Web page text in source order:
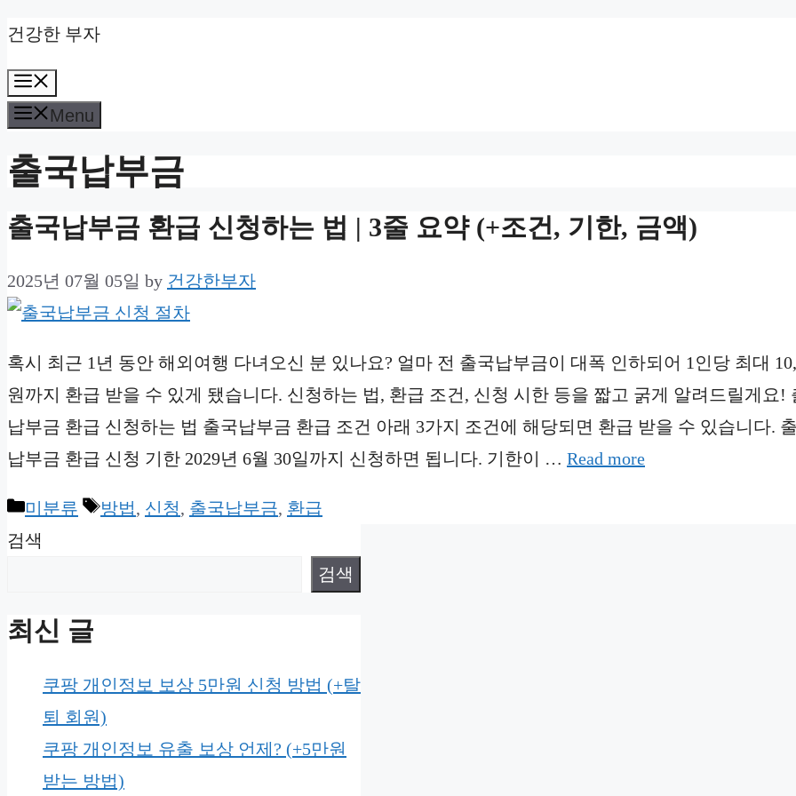
Skip
to
content
건강한 부자
Menu
출국납부금
출국납부금 환급 신청하는 법 | 3줄 요약 (+조건, 기한, 금액)
2025년 07월 05일 by 건강한부자
혹시 최근 1년 동안 해외여행 다녀오신 분 있나요? 얼마 전 출국납부금이 대폭 인하되어 1인당 최대
원까지 환급 받을 수 있게 됐습니다. 신청하는 법, 환급 조건, 신청 시한 등을 짧고 굵게 알려드릴게요!
납부금 환급 신청하는 법 출국납부금 환급 조건 아래 3가지 조건에 해당되면 환급 받을 수 있습니다.
납부금 환급 신청 기한 2029년 6월 30일까지 신청하면 됩니다. 기한이 … Read more
Categories
미분류 Tags
방법, 신청, 출국납부금, 환급
검색
검색
최신 글
쿠팡 개인정보 보상 5만원 신청 방법 (+탈
퇴 회원)
쿠팡 개인정보 유출 보상 언제? (+5만원
받는 방법)